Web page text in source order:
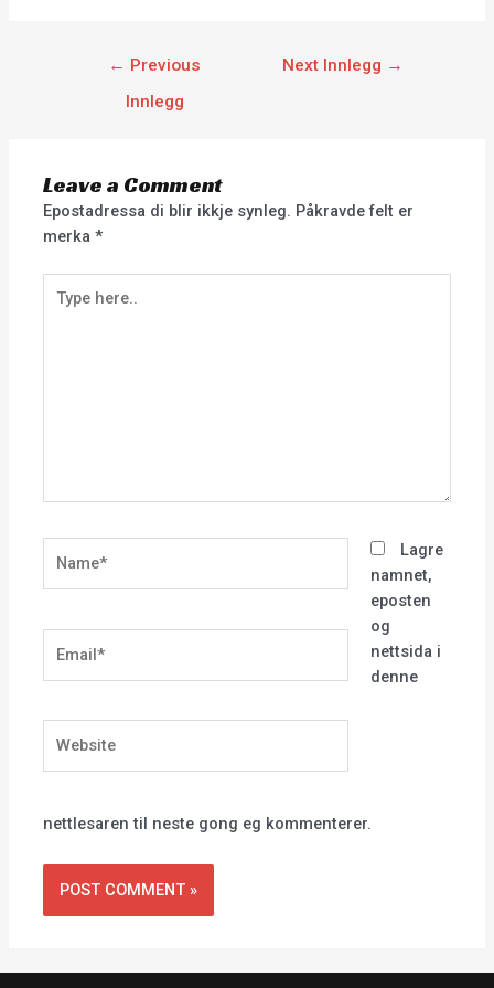
← Previous
Innlegg
Next Innlegg →
Leave a Comment
Epostadressa di blir ikkje synleg. Påkravde felt er
merka*
here..
Lagre
namnet,
eposten
og
nettsida i
denne
nettlesaren til neste gong eg kommenterer.